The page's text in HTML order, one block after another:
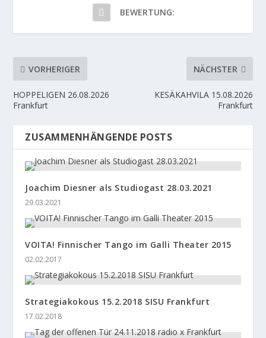
BEWERTUNG:
VORHERIGER
HOPPELIGEN 26.08.2026
Frankfurt
NÄCHSTER
KESÄKAHVILA 15.08.2026
Frankfurt
ZUSAMMENHÄNGENDE POSTS
Joachim Diesner als Studiogast 28.03.2021
29.03.2021
VOITA! Finnischer Tango im Galli Theater 2015
02.02.2017
Strategiakokous 15.2.2018 SISU Frankfurt
17.02.2018